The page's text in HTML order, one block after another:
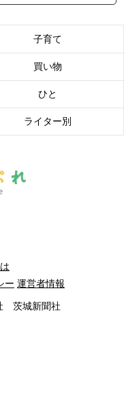
子育て
買い物
ひと
ライター別
ー 運営者情報
茨城新聞社